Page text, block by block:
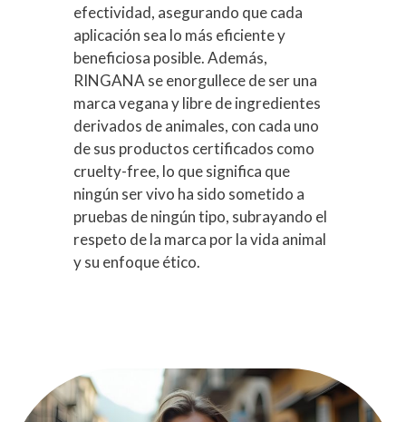
efectividad, asegurando que cada
aplicación sea lo más eficiente y
beneficiosa posible. Además,
RINGANA se enorgullece de ser una
marca vegana y libre de ingredientes
derivados de animales, con cada uno
de sus productos certificados como
cruelty-free, lo que significa que
ningún ser vivo ha sido sometido a
pruebas de ningún tipo, subrayando el
respeto de la marca por la vida animal
y su enfoque ético.